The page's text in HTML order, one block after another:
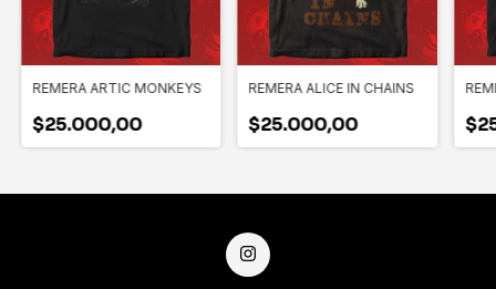
REMERA ARTIC MONKEYS
$25.000,00
REMERA ALICE IN CHAINS
$25.000,00